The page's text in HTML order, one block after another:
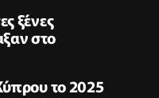
ξένες
στο
το 2025